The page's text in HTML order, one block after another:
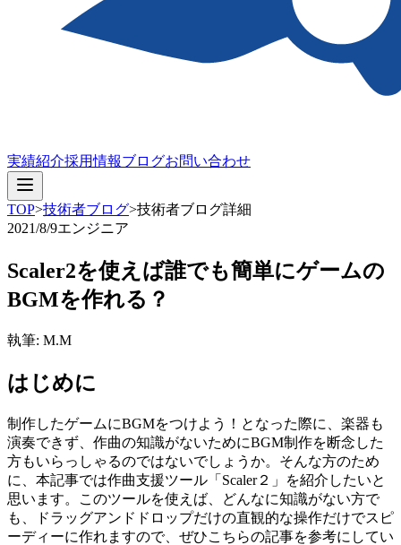
実績紹介採用情報ブログお問い合わせ
TOP>技術者ブログ>技術者ブログ詳細
2021/8/9エンジニア
Scaler2を使えば誰でも簡単にゲームの
BGMを作れる？
執筆: M.M
はじめに
制作したゲームにBGMをつけよう！となった際に、楽器も
演奏できず、作曲の知識がないためにBGM制作を断念した
方もいらっしゃるのではないでしょうか。そんな方のため
に、本記事では作曲支援ツール「Scaler２」を紹介したいと
思います。このツールを使えば、どんなに知識がない方で
も、ドラッグアンドドロップだけの直観的な操作だけでスピ
ーディーに作れますので、ぜひこちらの記事を参考にしてい